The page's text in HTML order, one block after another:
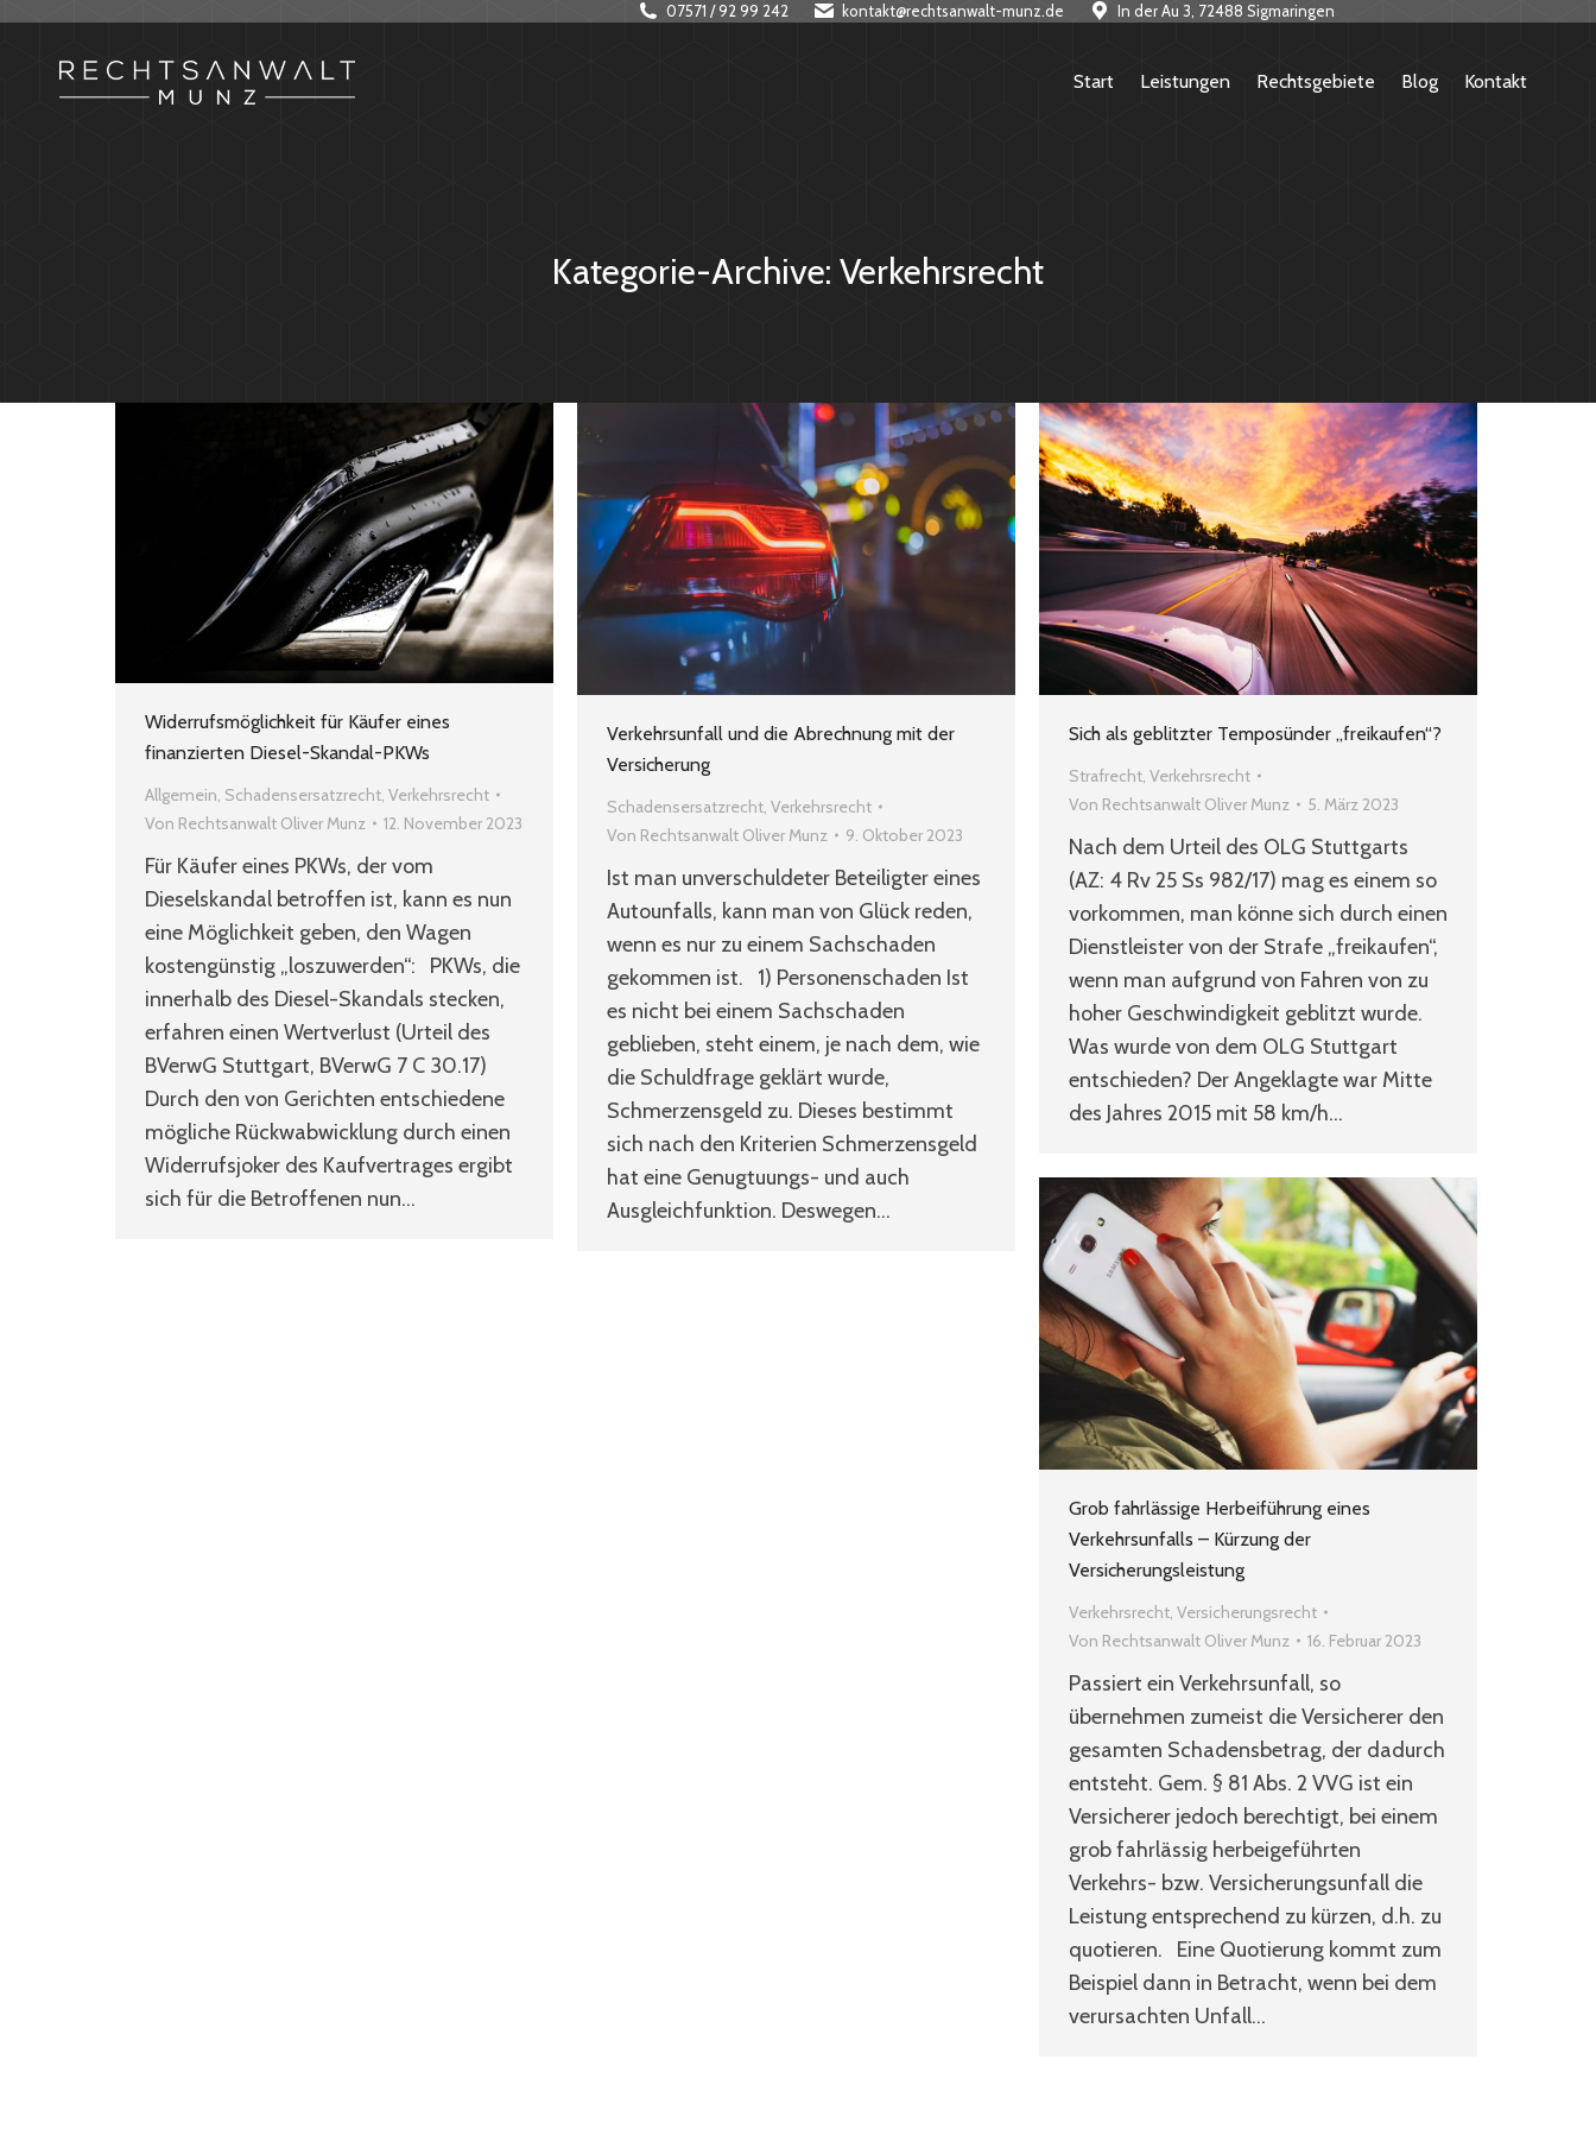
07571 / 92 99 242 kontakt@rechtsanwalt-munz.de In der Au 3, 72488 Sigmaringen
Start Leistungen Rechtsgebiete Blog Kontakt
Kategorie-Archive: Verkehrsrecht
Widerrufsmöglichkeit für Käufer eines
finanzierten Diesel-Skandal-PKWs
Allgemein Schadensersatzrecht Verkehrsrecht
Von Rechtsanwalt Oliver Munz 12. November 2023
Für Käufer eines PKWs, der vom
Dieselskandal betroffen ist, kann es nun
eine Möglichkeit geben, den Wagen
kostengünstig „loszuwerden“: PKWs, die
innerhalb des Diesel-Skandals stecken,
erfahren einen Wertverlust (Urteil des
BVerwG Stuttgart, BVerwG 7 C 30.17)
Durch den von Gerichten entschiedene
mögliche Rückwabwicklung durch einen
Widerrufsjoker des Kaufvertrages ergibt
sich für die Betroffenen nun…
Verkehrsunfall und die Abrechnung mit der
Versicherung
Schadensersatzrecht, Verkehrsrecht
Von Rechtsanwalt Oliver Munz 9. Oktober 2023
Ist man unverschuldeter Beteiligter eines
Autounfalls, kann man von Glück reden,
wenn es nur zu einem Sachschaden
gekommen ist. 1) Personenschaden Ist
es nicht bei einem Sachschaden
geblieben, steht einem, je nach dem, wie
die Schuldfrage geklärt wurde,
Schmerzensgeld zu. Dieses bestimmt
sich nach den Kriterien Schmerzensgeld
hat eine Genugtuungs- und auch
Ausgleichfunktion. Deswegen…
Sich als geblitzter Temposünder „freikaufen“?
Strafrecht, Verkehrsrecht
Von Rechtsanwalt Oliver Munz 5. März 2023
Nach dem Urteil des OLG Stuttgarts
(AZ: 4 Rv 25 Ss 982/17) mag es einem so
vorkommen, man könne sich durch einen
Dienstleister von der Strafe „freikaufen“,
wenn man aufgrund von Fahren von zu
hoher Geschwindigkeit geblitzt wurde.
Was wurde von dem OLG Stuttgart
entschieden? Der Angeklagte war Mitte
des Jahres 2015 mit 58 km/h…
Grob fahrlässige Herbeiführung eines
Verkehrsunfalls – Kürzung der
Versicherungsleistung
Verkehrsrecht, Versicherungsrecht
Von Rechtsanwalt Oliver Munz 16. Februar 2023
Passiert ein Verkehrsunfall, so
übernehmen zumeist die Versicherer den
gesamten Schadensbetrag, der dadurch
entsteht. Gem. § 81 Abs. 2 VVG ist ein
Versicherer jedoch berechtigt, bei einem
grob fahrlässig herbeigeführten
Verkehrs- bzw. Versicherungsunfall die
Leistung entsprechend zu kürzen, d.h. zu
quotieren. Eine Quotierung kommt zum
Beispiel dann in Betracht, wenn bei dem
verursachten Unfall…